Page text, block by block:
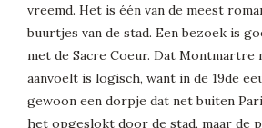
vreemd. Het is één van de meest
buurtjes van de stad. Een bezoek is
met de Sacre Coeur. Dat Montmartre
aanvoelt is logisch, want in de 19de
gewoon een dorpje dat net buiten
het opgeslokt door de stad, maar de